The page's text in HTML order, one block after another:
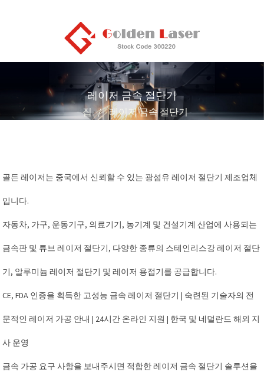
레이저 금속 절단기
집 레이저 금속 절단기
골든 레이저는 중국에서 신뢰할 수 있는 광섬유 레이저 절단기 제조업체
입니다.
자동차, 가구, 운동기구, 의료기기, 농기계 및 건설기계 산업에 사용되는
금속판 및 튜브 레이저 절단기, 다양한 종류의 스테인리스강 레이저 절단
기, 알루미늄 레이저 절단기 및 레이저 용접기를 공급합니다.
CE, FDA 인증을 획득한 고성능 금속 레이저 절단기 | 숙련된 기술자의 전
문적인 레이저 가공 안내 | 24시간 온라인 지원 | 한국 및 네덜란드 해외 지
사 운영
금속 가공 요구 사항을 보내주시면 적합한 레이저 금속 절단기 솔루션을